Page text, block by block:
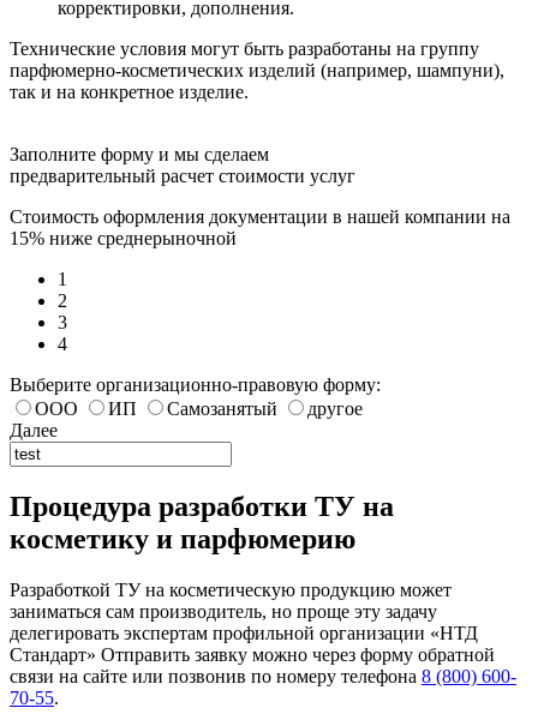
корректировки, дополнения.
Технические условия могут быть разработаны на группу
парфюмерно-косметических изделий (например, шампуни),
так и на конкретное изделие.
Заполните форму и мы сделаем
предварительный расчет стоимости услуг
Стоимость оформления документации в нашей компании на
15% ниже среднерыночной
1
2
3
4
Выберите организационно-правовую форму:
ООО
ИП Самозанятый
другое
Далее
Процедура разработки ТУ на
косметику и парфюмерию
Разработкой ТУ на косметическую продукцию может
заниматься сам производитель, но проще эту задачу
делегировать экспертам профильной организации «НТД
Стандарт» Отправить заявку можно через форму обратной
связи на сайте или позвонив по номеру телефона 8 (800) 600-
70-55.